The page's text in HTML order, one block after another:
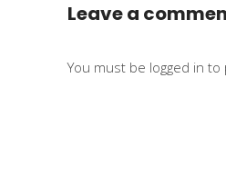
Leave a
You must be logged in to